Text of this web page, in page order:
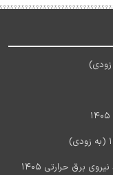
آخرین اخبار استخدام شرکت مادر تخصصی تولید نیروی برق حرارتی 1405